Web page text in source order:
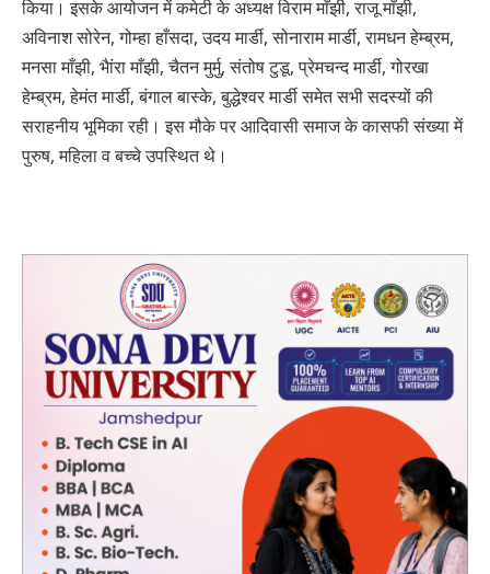
किया। इसके आयोजन में कमेटी के अध्यक्ष विराम माँझी, राजू माँझी,
अविनाश सोरेन, गोम्हा हाँसदा, उदय मार्डी, सोनाराम मार्डी, रामधन हेम्ब्रम,
मनसा माँझी, भैांरा माँझी, चैतन मुर्मु, संतोष टुडू, प्रेमचन्द मार्डी, गोरखा
हेम्ब्रम, हेमंत मार्डी, बंगाल बास्के, बुद्धेश्वर मार्डी समेत सभी सदस्यों की
सराहनीय भूमिका रही। इस मौके पर आदिवासी समाज के कासफी संख्या में
पुरुष, महिला व बच्चे उपस्थित थे।